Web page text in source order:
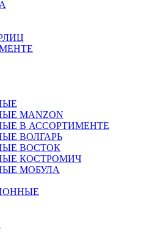
MANZON
В АССОРТИМЕНТЕ
ВОЛГАРЬ
ВОСТОК
КОСТРОМИЧ
МОБУЛА